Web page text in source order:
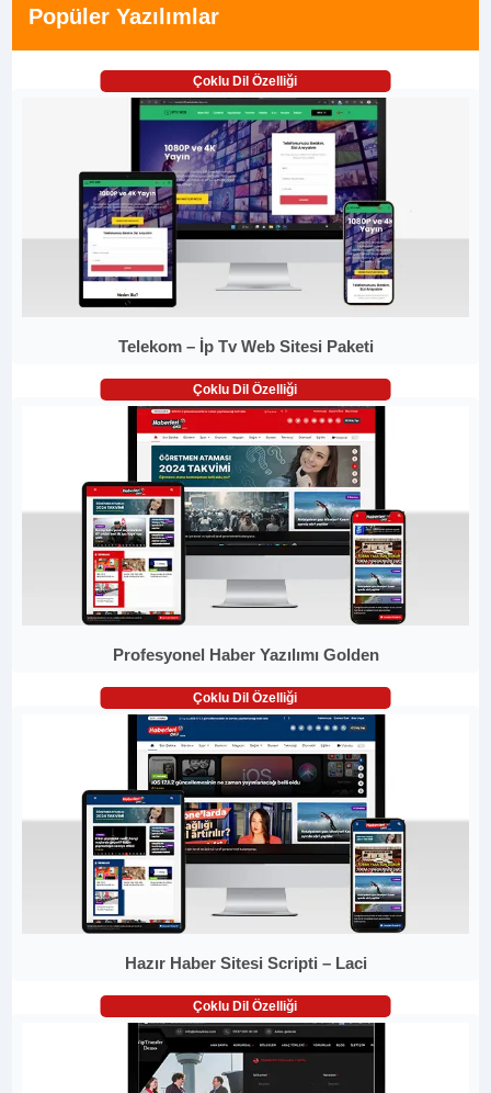
Popüler Yazılımlar
Çoklu Dil Özelliği
Telekom – İp Tv Web Sitesi Paketi
Çoklu Dil Özelliği
Profesyonel Haber Yazılımı Golden
Çoklu Dil Özelliği
Hazır Haber Sitesi Scripti – Laci
Çoklu Dil Özelliği